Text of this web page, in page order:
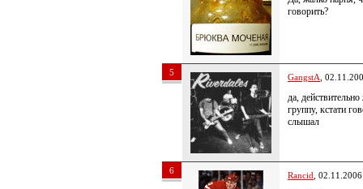
говорить?
5 GangstA ,
да,
группу, кстати
слышал
6 Rancid ,